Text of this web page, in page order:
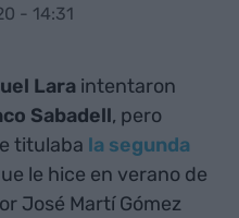
- 14:31
Lara intentaron
Sabadell, pero
titulaba la segunda
le hice en verano de
José Martí Gómez